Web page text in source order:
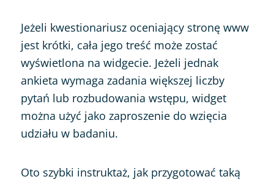
Jeżeli kwestionariusz oceniający stronę www
jest krótki, cała jego treść może zostać
wyświetlona na widgecie. Jeżeli jednak
ankieta wymaga zadania większej liczby
pytań lub rozbudowania wstępu, widget
można użyć jako zaproszenie do wzięcia
udziału w badaniu.
Oto szybki instruktaż, jak przygotować taką